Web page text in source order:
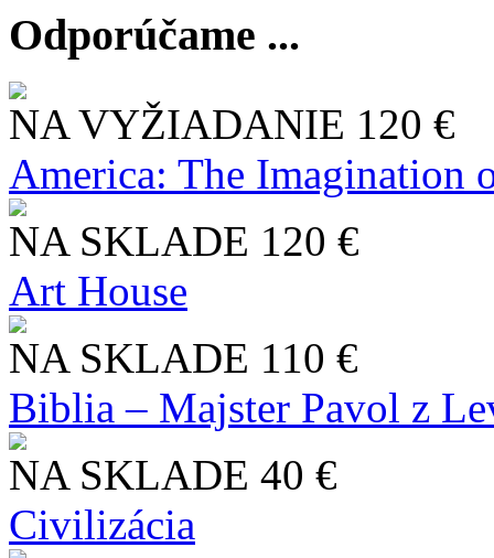
Odporúčame ...
NA VYŽIADANIE 120 €
America: The Imagination
NA SKLADE 120 €
Art House
NA SKLADE 110 €
Biblia – Majster Pavol z
NA SKLADE 40 €
Civilizácia